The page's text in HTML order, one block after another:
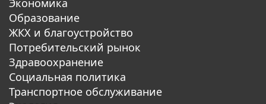
Экономика
Образование
ЖКХ и благоустройство
Потребительский рынок
Здравоохранение
Социальная политика
Транспортное обслуживание